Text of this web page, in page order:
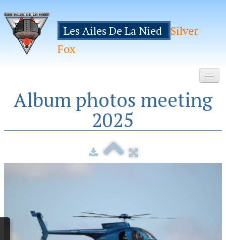
Les Ailes De La Nied
Silver
Fox
Accueil
Inscription
Hebergements
Album photos meeting
2025